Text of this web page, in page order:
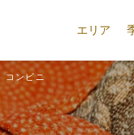
エリア
コンビニ